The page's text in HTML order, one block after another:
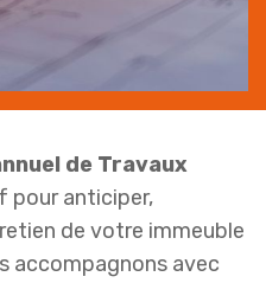
de Travaux
pour anticiper,
de votre immeuble
accompagnons avec